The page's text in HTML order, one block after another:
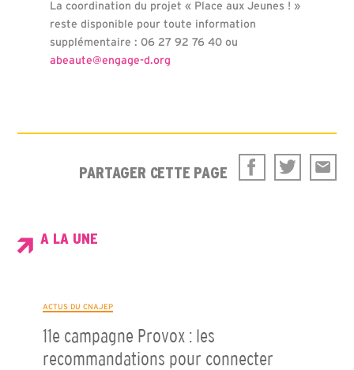
La coordination du projet « Place aux Jeunes ! »
reste disponible pour toute information
supplémentaire : 06 27 92 76 40 ou
abeaute@engage-d.org
PARTAGER CETTE PAGE
A LA UNE
ACTUS DU CNAJEP
11e campagne Provox : les
recommandations pour connecter